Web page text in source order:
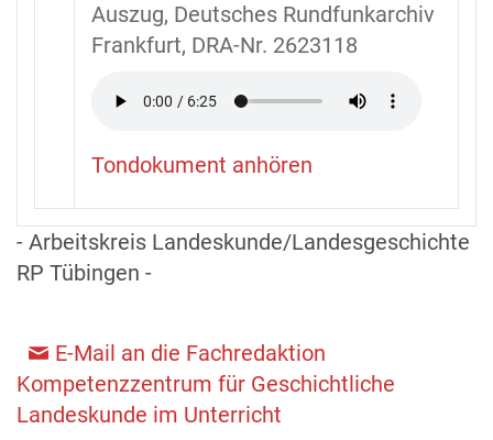
Auszug, Deutsches Rundfunkarchiv
Frankfurt, DRA-Nr. 2623118
Tondokument anhören
- Arbeitskreis Landeskunde/Landesgeschichte
RP Tübingen -
E-Mail an die Fachredaktion
Kompetenzzentrum für Geschichtliche
Landeskunde im Unterricht